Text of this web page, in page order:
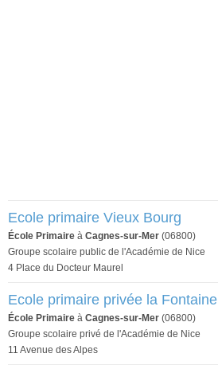
Ecole primaire Vieux Bourg
École Primaire à Cagnes-sur-Mer (06800)
Groupe scolaire public de l'Académie de Nice
4 Place du Docteur Maurel
Ecole primaire privée la Fontaine
École Primaire à Cagnes-sur-Mer (06800)
Groupe scolaire privé de l'Académie de Nice
11 Avenue des Alpes